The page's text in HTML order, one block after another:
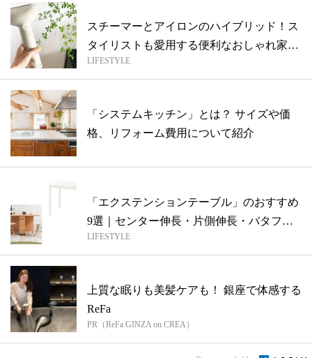
スチーマーとアイロンのハイブリッド！ス
タイリストも愛用する便利なおしゃれ家電
とは...
LIFESTYLE
「システムキッチン」とは？ サイズや価
格、リフォーム費用について紹介
「エクステンションテーブル」のおすすめ
9選｜センター伸長・片側伸長・バタフラ
イタ...
LIFESTYLE
上質な眠りも美髪ケアも！ 銀座で体感する
ReFa
PR（ReFa GINZA on CREA）